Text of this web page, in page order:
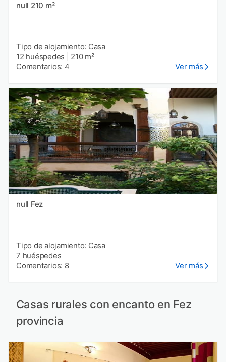
null 210 m²
Tipo de alojamiento: Casa
12 huéspedes
210 m²
Comentarios: 4
Ver más
null Fez
Tipo de alojamiento: Casa
7 huéspedes
Comentarios: 8
Ver más
Casas rurales con encanto en Fez
provincia